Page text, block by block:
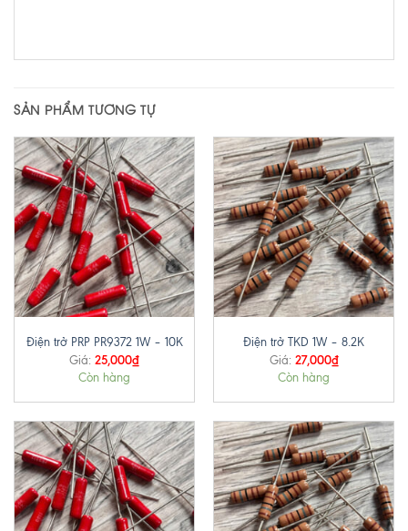
SẢN PHẨM TƯƠNG TỰ
Điện trở PRP PR9372 1W – 10K
Giá: 25,000₫
Còn hàng
Điện trở TKD 1W – 8.2K
Giá: 27,000₫
Còn hàng